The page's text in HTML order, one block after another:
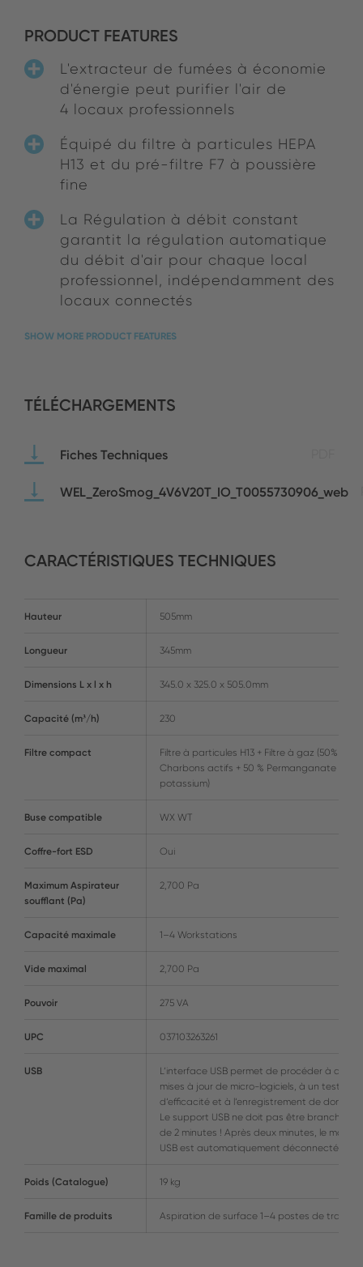
PRODUCT FEATURES
L'extracteur de fumées à économie
d'énergie peut purifier l'air de
4 locaux professionnels
Équipé du filtre à particules HEPA
H13 et du pré-filtre F7 à poussière
fine
La Régulation à débit constant
garantit la régulation automatique
du débit d'air pour chaque local
professionnel, indépendamment des
locaux connectés
SHOW MORE PRODUCT FEATURES
TÉLÉCHARGEMENTS
Fiches Techniques
WEL_ZeroSmog_4V6V20T_IO_T0055730906_web
CARACTÉRISTIQUES TECHNIQUES
Hauteur 505mm
Longueur 345mm
Dimensions L x l x h 345.0 x 325.0 x 505.0mm
Capacité (m³/h) 230
Filtre compact
Filtre à particules H13 + Filtre à gaz (50%
Charbons actifs + 50 % Permanganate de
potassium)
Buse compatible WX WT
Coffre-fort ESD Oui
Maximum Aspirateur
soufflant (Pa)
2,700 Pa
Capacité maximale 1–4 Workstations
Vide maximal 2,700 Pa
Pouvoir 275 VA
UPC 037103263261
USB
L‘interface USB permet de procéder à des
mises à jour de micro-logiciels, à un test
d‘efficacité et à l‘enregistrement de
Le support USB ne doit pas être branché
de 2 minutes ! Après deux minutes, le module
USB est automatiquement déconnecté.
Poids (Catalogue) 19 kg
Famille de produits Aspiration de surface 1–4 postes de travail